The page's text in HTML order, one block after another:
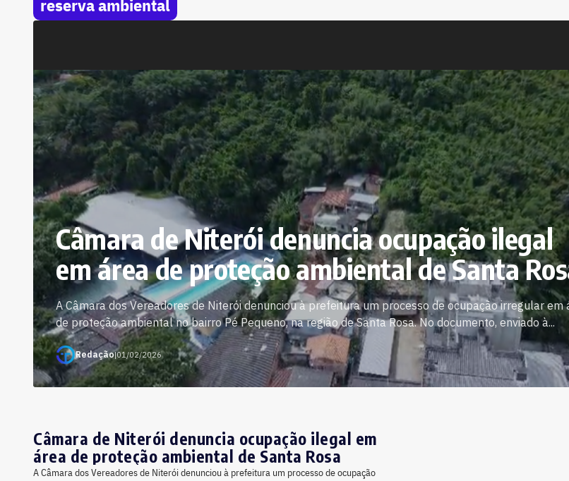
reserva ambiental
Câmara de Niterói denuncia ocupação ilegal
em área de proteção ambiental de Santa
A Câmara dos Vereadores de Niterói denunciou à prefeitura um processo de ocupação irregular em
de proteção ambiental no bairro Pé Pequeno, na região de Santa Rosa. No documento, enviado à...
Redação|01/02/2026
Câmara de Niterói denuncia ocupação ilegal em
área de proteção ambiental de Santa Rosa
A Câmara dos Vereadores de Niterói denunciou à prefeitura um processo de ocupação